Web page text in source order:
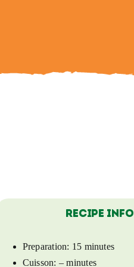
Recipe Info
Preparation: 15 minutes
Cuisson: – minutes